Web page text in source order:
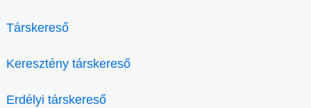
Társkereső
Keresztény társkereső
Erdélyi társkereső